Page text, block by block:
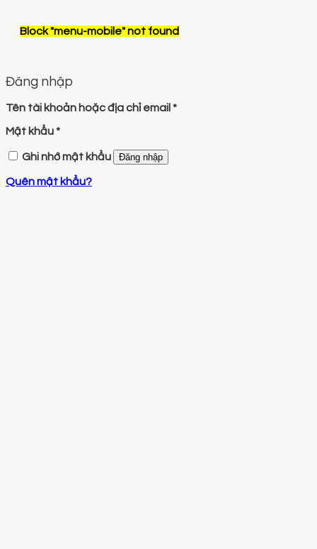
Block"menu-mobile"not found
Đăng nhập
Tên tài khoản hoặc địa chỉ email *
Mật khẩu*
Ghi nhớ mật khẩu Đăng nhập
Quên mật khẩu?